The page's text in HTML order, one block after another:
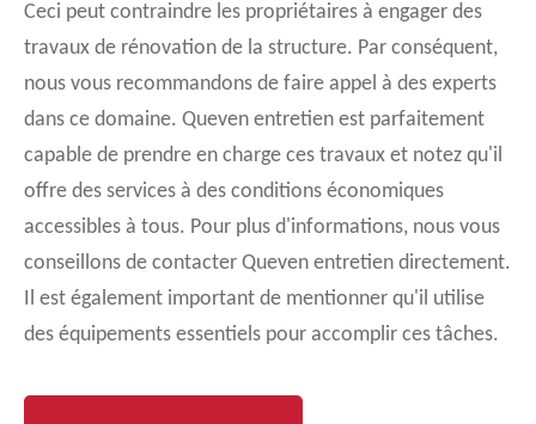
Ceci peut contraindre les propriétaires à engager des
travaux de rénovation de la structure. Par conséquent,
nous vous recommandons de faire appel à des experts
dans ce domaine. Queven entretien est parfaitement
capable de prendre en charge ces travaux et notez qu'il
offre des services à des conditions économiques
accessibles à tous. Pour plus d'informations, nous vous
conseillons de contacter Queven entretien directement.
Il est également important de mentionner qu'il utilise
des équipements essentiels pour accomplir ces tâches.